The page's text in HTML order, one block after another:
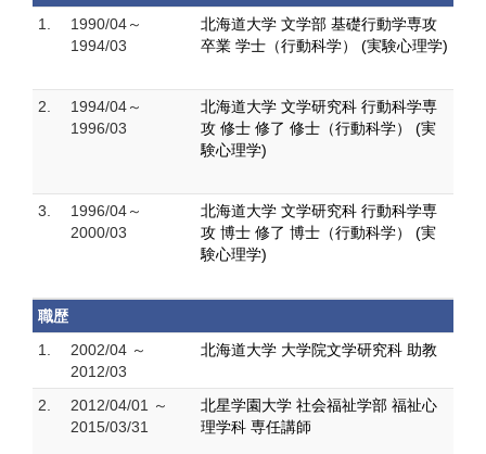
1.
1990/04～
1994/03
北海道大学 文学部 基礎行動学専攻
卒業 学士（行動科学） (実験心理学)
2.
1994/04～
1996/03
北海道大学 文学研究科 行動科学専
攻 修士 修了 修士（行動科学） (実
験心理学)
3.
1996/04～
2000/03
北海道大学 文学研究科 行動科学専
攻 博士 修了 博士（行動科学） (実
験心理学)
職歴
1.
2002/04 ～
2012/03
北海道大学 大学院文学研究科 助教
2.
2012/04/01 ～
2015/03/31
北星学園大学 社会福祉学部 福祉心
理学科 専任講師